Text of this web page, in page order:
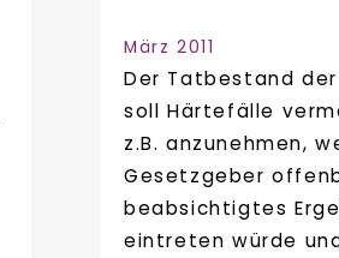
März 2011
Der Tatbestand
soll Härtefälle
z.B. anzunehmen,
Gesetzgeber
beabsichtigtes
eintreten würde